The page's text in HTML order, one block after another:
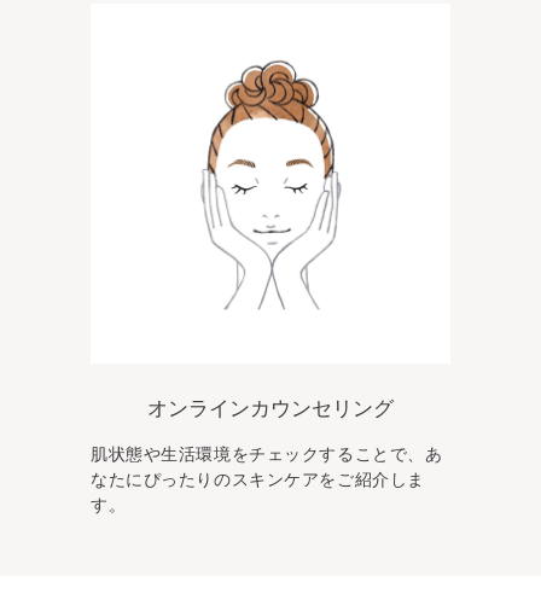
オンラインカウンセリング
肌状態や生活環境をチェックすることで、あ
なたにぴったりのスキンケアをご紹介しま
す。